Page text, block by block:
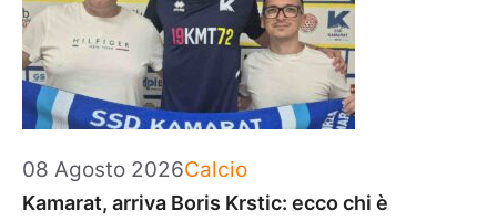
08 Agosto 2026Categorie
Calcio
Kamarat, arriva Boris Krstic: ecco chi è